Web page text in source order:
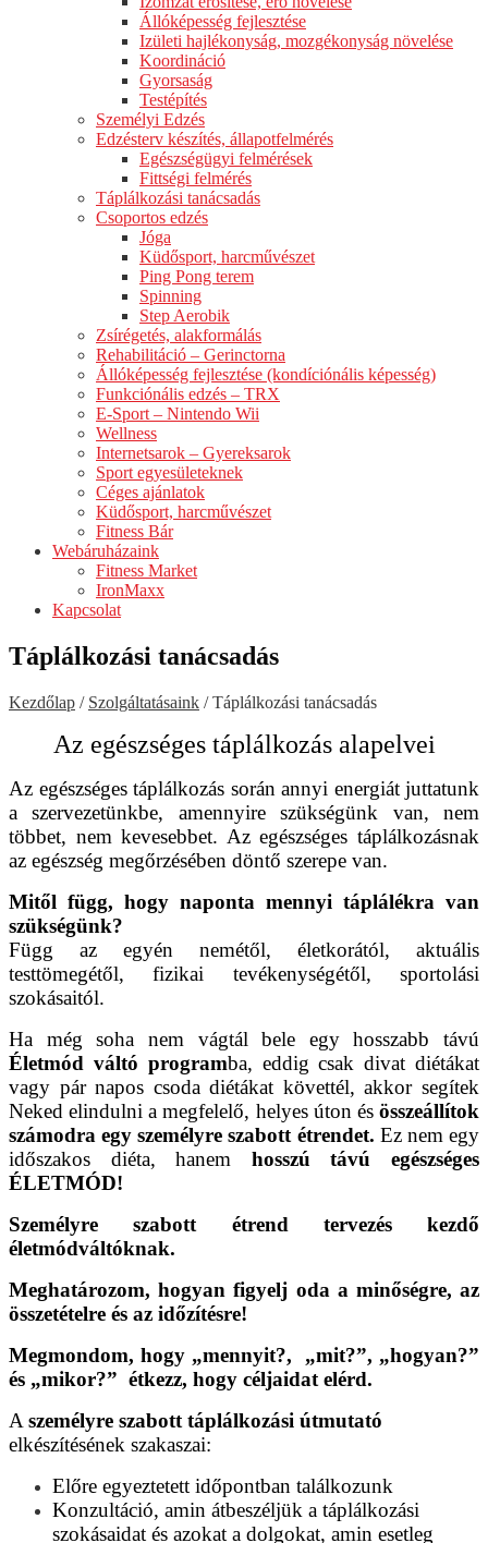
Állóképesség fejlesztése
Izületi hajlékonyság, mozgékonyság növelése
Koordináció
Gyorsaság
Testépítés
Személyi Edzés
Edzésterv készítés, állapotfelmérés
Egészségügyi felmérések
Fittségi felmérés
Táplálkozási tanácsadás
Csoportos edzés
Jóga
Küdősport, harcművészet
Ping Pong terem
Spinning
Step Aerobik
Zsírégetés, alakformálás
Rehabilitáció – Gerinctorna
Állóképesség fejlesztése (kondíciónális képesség)
Funkciónális edzés – TRX
E-Sport – Nintendo Wii
Wellness
Internetsarok – Gyereksarok
Sport egyesületeknek
Céges ajánlatok
Küdősport, harcművészet
Fitness Bár
Webáruházaink
Fitness Market
IronMaxx
Kapcsolat
Táplálkozási tanácsadás
Kezdőlap / Szolgáltatásaink /Táplálkozási tanácsadás
Az egészséges táplálkozás alapelvei
Az egészséges táplálkozás során annyi energiát juttatunk
a szervezetünkbe, amennyireszükségünk van, nem
többet, nem kevesebbet. Az egészséges táplálkozásnak
az egészség megőrzésében döntő szerepe van.
Mitől függ, hogy naponta mennyi táplálékra van
szükségünk?
Függ az egyén nemétől, életkorától, aktuális
testtömegétől, fizikai tevékenységétől, sportolási
szokásaitól.
Ha még soha nem vágtál bele egy hosszabb távú
Életmód váltó programba, eddig csak divat diétákat
vagy pár napos csoda diétákat követtél, akkor segítek
Neked elindulni a megfelelő, helyes úton és összeállítok
számodra egy személyre szabott étrendet. Ez nem egy
időszakos diéta, hanem hosszú távú egészséges
ÉLETMÓD!
Személyre szabott étrend tervezés kezdő
életmódváltóknak.
Meghatározom, hogyan figyelj oda a minőségre, az
összetételre és az időzítésre!
Megmondom, hogy „mennyit?, „mit?”, „hogyan?”
és „mikor?” étkezz, hogy céljaidat elérd.
A személyre szabott táplálkozási útmutató
elkészítésének szakaszai:
Előre egyeztetett időpontban találkozunk
Konzultáció, amin átbeszéljük a táplálkozási
szokásaidat és azokat a dolgokat, amin esetleg